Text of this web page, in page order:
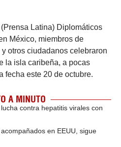
Latina) Diplomáticos
México, miembros de
otros ciudadanos celebraron
la isla caribeña, a pocas
fecha este 20 de octubre.
A MINUTO
contra hepatitis virales con
en EEUU, sigue